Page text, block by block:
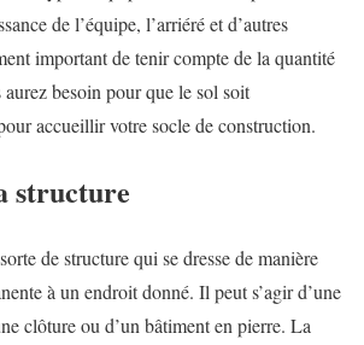
de l’équipe, l’arriéré et d’autres
important de tenir compte de la quantité
besoin pour que le sol soit
accueillir votre socle de construction.
structure
de structure qui se dresse de manière
à un endroit donné. Il peut s’agir d’une
clôture ou d’un bâtiment en pierre. La